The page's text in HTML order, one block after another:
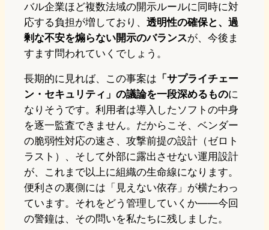
バル企業ほど複数法域の開示ルールに同時に対
応する負担が増しており、 透明性の確保と、過
剰な不安を煽らない開示のバランスが、今後ま
すます問われていくでしょう。
長期的に見れば、この事案は 「サプライチェー
ン・セキュリティ」の議論を一段深めるものに
なりそうです。利用者は導入したソフトの中身
を逐一監査できません。だからこそ、ベンダー
の脆弱性対応の速さ、攻撃前提の設計（ゼロト
ラスト）、そして外部に露出させない運用設計
が、これまで以上に組織の生命線になります。
便利さの裏側には「見えない依存」が横たわっ
ています。それをどう管理していくか——今回
の警鐘は、その問いを私たちに残しました。